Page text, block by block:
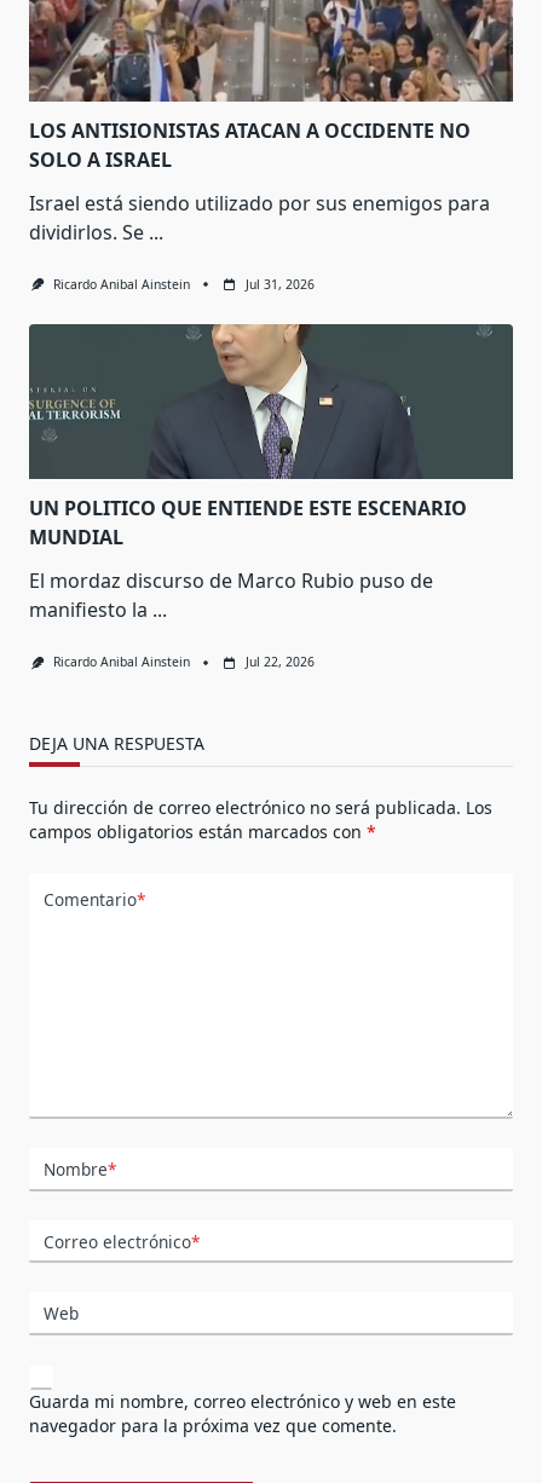
LOS ANTISIONISTAS ATACAN A OCCIDENTE NO
SOLO A ISRAEL
Israel está siendo utilizado por sus enemigos para
dividirlos. Se ...
Ricardo Anibal Ainstein Jul 31, 2026
UN POLITICO QUE ENTIENDE ESTE ESCENARIO
MUNDIAL
El mordaz discurso de Marco Rubio puso de
manifiesto la ...
Ricardo Anibal Ainstein Jul 22, 2026
DEJA UNA RESPUESTA
Tu dirección de correo electrónico no será publicada. Los
campos obligatorios están marcados con *
Comentario*
Nombre*
Correo electrónico*
Web
Guarda mi nombre, correo electrónico y web en este
navegador para la próxima vez que comente.